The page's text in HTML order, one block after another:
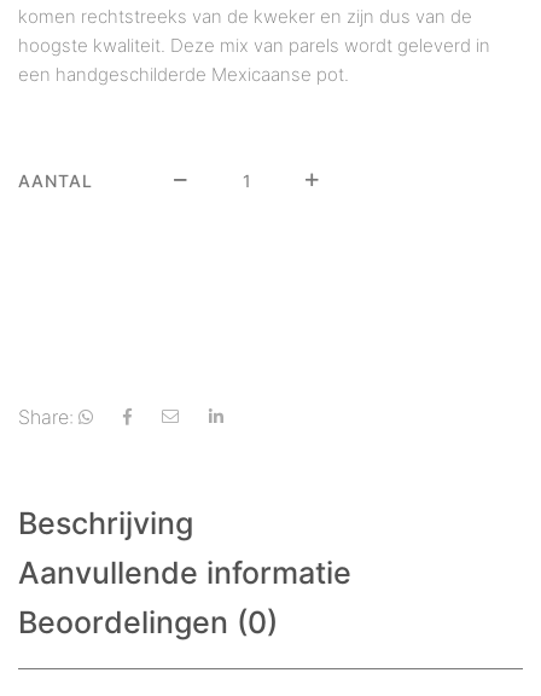
komen rechtstreeks van de kweker en zijn dus van de
hoogste kwaliteit. Deze mix van parels wordt geleverd in
een handgeschilderde Mexicaanse pot.
AANTAL
Share:
Beschrijving
Aanvullende informatie
Beoordelingen (0)